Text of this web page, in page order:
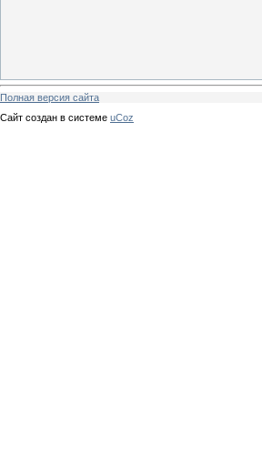
Полная версия сайта
Сайт создан в системе uCoz